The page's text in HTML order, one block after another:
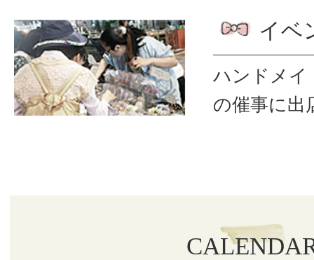
イベ
ハンドメイ
の催事に出